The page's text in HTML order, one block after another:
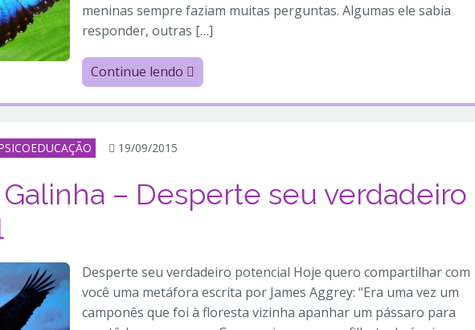
meninas sempre faziam muitas perguntas. Algumas ele sabia
responder, outras […]
Continue lendo
19/09/2015
– Desperte seu verdadeiro
Desperte seu verdadeiro potencial Hoje quero compartilhar com
você uma metáfora escrita por James Aggrey: “Era uma vez um
camponês que foi à floresta vizinha apanhar um pássaro para